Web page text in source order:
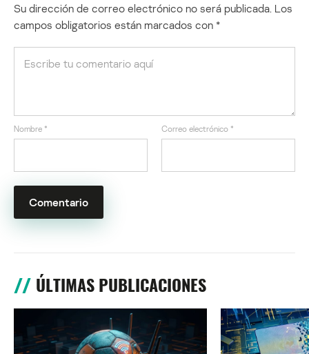
Su dirección de correo electrónico no será publicada. Los
campos obligatorios están marcados con *
Nombre * Correo electrónico *
ÚLTIMAS PUBLICACIONES